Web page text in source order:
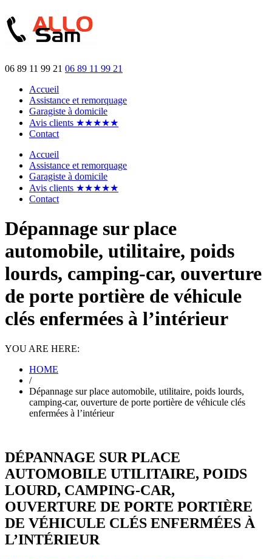
06 89 11 99 21 06 89 11 99 21
Accueil
Assistance et remorquage
Garagiste à domicile
Avis clients ★★★★★
Contact
Accueil
Assistance et remorquage
Garagiste à domicile
Avis clients ★★★★★
Contact
Dépannage sur place
automobile, utilitaire, poids
lourds, camping-car, ouverture
de porte portière de véhicule
clés enfermées à l’intérieur
YOU ARE HERE:
HOME
/
Dépannage sur place automobile, utilitaire, poids lourds,
camping-car, ouverture de porte portière de véhicule clés
enfermées à l’intérieur
DÉPANNAGE SUR PLACE
AUTOMOBILE UTILITAIRE, POIDS
LOURD, CAMPING-CAR,
OUVERTURE DE PORTE PORTIÈRE
DE VÉHICULE CLÉS ENFERMÉES À
L’INTÉRIEUR